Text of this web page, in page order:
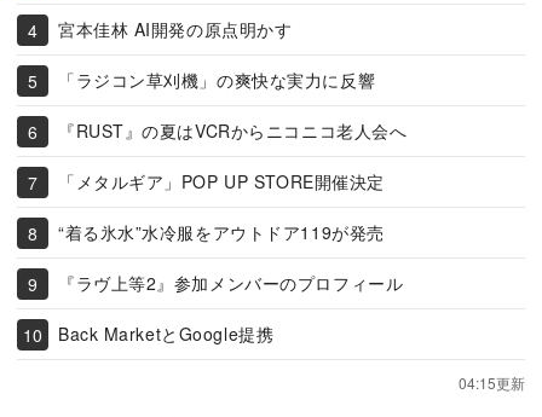
宮本佳林 AI開発の原点明かす
「ラジコン草刈機」の爽快な実力に反響
『RUST』の夏はVCRからニコニコ老人会へ
「メタルギア」POP UP STORE開催決定
“着る氷水”水冷服をアウトドア119が発売
『ラヴ上等2』参加メンバーのプロフィール
Back MarketとGoogle提携
04:15更新